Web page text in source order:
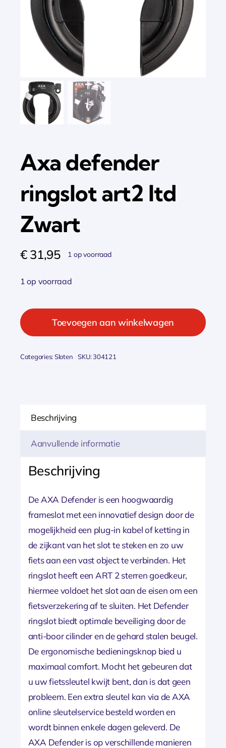
Axa defender
ringslot art2 ltd
Zwart
€31,95 1 op voorraad
1 op voorraad
defender
ltd
Toevoegen aan winkelwagen
Categories:Sloten SKU:304121
Beschrijving
Aanvullende informatie
Beschrijving
De AXA Defender is een hoogwaardig
frameslot met een innovatief design door de
mogelijkheid een plug-in kabel of ketting in
de zijkant van het slot te steken en zo uw
fiets aan een vast object te verbinden. Het
ringslot heeft een ART 2 sterren goedkeur,
hiermee voldoet het slot aan de eisen om een
fietsverzekering af te sluiten. Het Defender
ringslot biedt optimale beveiliging door de
anti-boor cilinder en de gehard stalen beugel.
De ergonomische bedieningsknop bied u
maximaal comfort. Mocht het gebeuren dat
u uw fietssleutel kwijt bent, dan is dat geen
probleem. Een extra sleutel kan via de AXA
online sleutelservice besteld worden en
wordt binnen enkele dagen geleverd. De
AXA Defender is op verschillende manieren